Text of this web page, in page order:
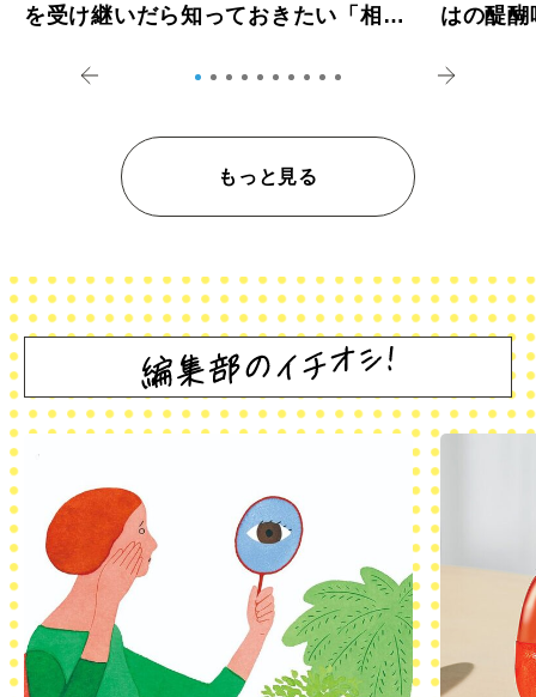
を受け継いだら知っておきたい「相続
はの醍
もっと見る